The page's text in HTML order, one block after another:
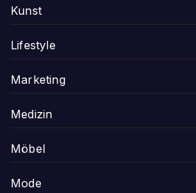
Kunst
Lifestyle
Marketing
Medizin
Möbel
Mode